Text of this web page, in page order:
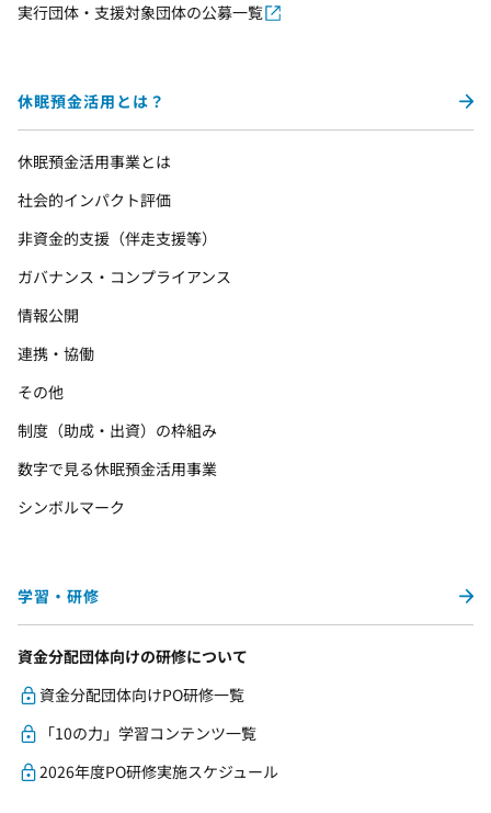
実行団体・支援対象団体の公募一覧
休眠預金活用とは？
休眠預金活用事業とは
社会的インパクト評価
非資金的支援（伴走支援等）
ガバナンス・コンプライアンス
情報公開
連携・協働
その他
制度（助成・出資）の枠組み
数字で見る休眠預金活用事業
シンボルマーク
学習・研修
資金分配団体向けの研修について
資金分配団体向けPO研修一覧
「10の力」学習コンテンツ一覧
2026年度PO研修実施スケジュール